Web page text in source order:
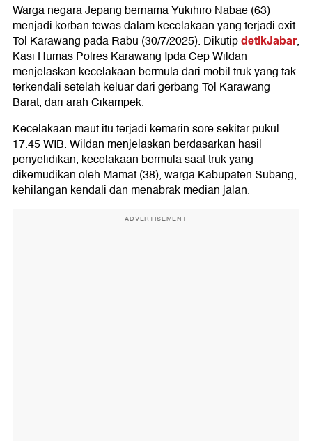
Warga negara Jepang bernama Yukihiro Nabae (63)
menjadi korban tewas dalam kecelakaan yang terjadi exit
Tol Karawang pada Rabu (30/7/2025). DikutipdetikJabar,
Kasi Humas Polres Karawang Ipda Cep Wildan
menjelaskan kecelakaan bermula dari mobil truk yang tak
terkendali setelah keluar dari gerbang Tol Karawang
Barat, dari arah Cikampek.
Kecelakaan maut itu terjadi kemarin sore sekitar pukul
17.45 WIB. Wildan menjelaskan berdasarkan hasil
penyelidikan, kecelakaan bermula saat truk yang
dikemudikan oleh Mamat (38), warga Kabupaten Subang,
kehilangan kendali dan menabrak median jalan.
ADVERTISEMENT